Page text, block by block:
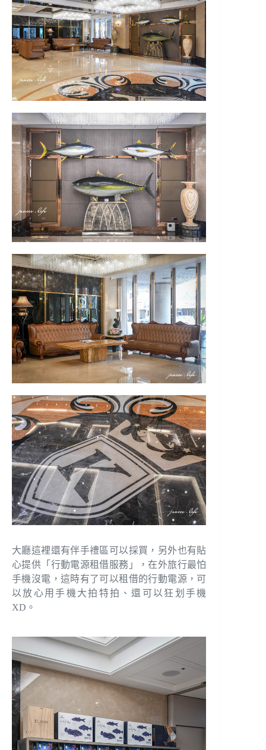
大廳這裡還有伴手禮區可以採買，另外也有貼
心提供「行動電源租借服務」，在外旅行最怕
手機沒電，這時有了可以租借的行動電源，可
以放心用手機大拍特拍、還可以狂划手機
XD。